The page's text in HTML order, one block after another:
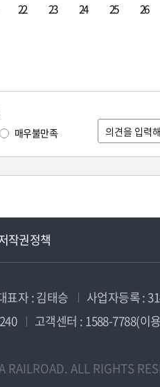
22 23 24 25 26
매우불만족
작권정책
표자 : 김태승 사업자등록 :
고객센터 : 1588-7788(이
ALL RIGHTS